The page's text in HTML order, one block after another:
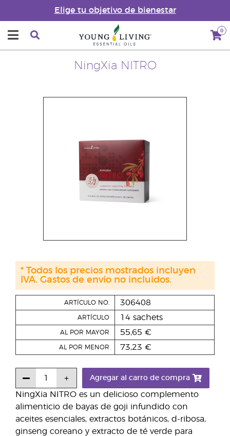
Elige tu objetivo de bienestar
0
NingXia NITRO
NingXia NITRO es un delicioso complemento
alimenticio de bayas de goji infundido con
aceites esenciales, extractos botánicos, d-ribosa,
ginseng coreano y extracto de té verde para
ARTÍCULO NO. 306408
ARTÍCULO 14 sachets
AL POR MAYOR 55,65 €
AL POR MENOR 73,23 €
Agregar al carro de compra
* Todos los precios mostrados incluyen
IVA. Gastos de envío no incluidos.